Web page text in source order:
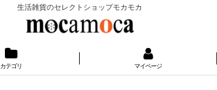
生活雑貨のセレクトショップモカモカ
カテゴリ マイページ